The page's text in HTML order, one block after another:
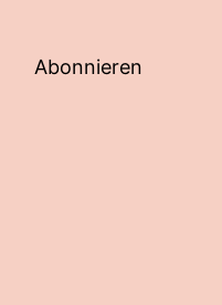
Abonnieren